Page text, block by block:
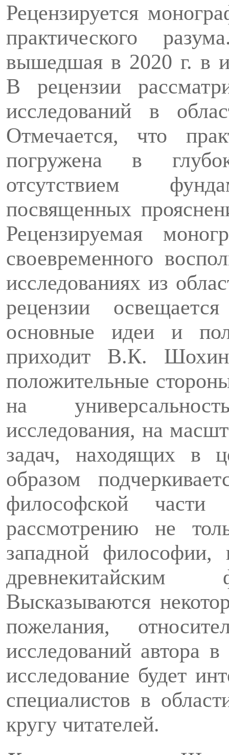
Рецензируется
практического
вышедшая в 2020 г. в
В рецен­зии
исследований в
Отмечается, что
погружена в
отсутствием
посвящен­ных
Рецензируемая
своевременного
исследованиях из
рецензии осве
основные идеи и
приходит В.К.
положительные
на
исследования, на
задач, находящих в
образом
философской части
рассмотрению не
западной
древнекитайским
Высказываются
пожелания,
исследований автора
исследование будет
специалистов в
кругу читателей.